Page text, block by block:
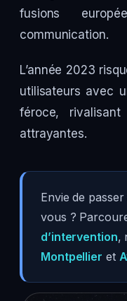
fusions
communication.
L’année 2023
utilisateurs avec
féroce,
attrayantes.
Envie de
vous ?
d’intervention,
Montpellier et